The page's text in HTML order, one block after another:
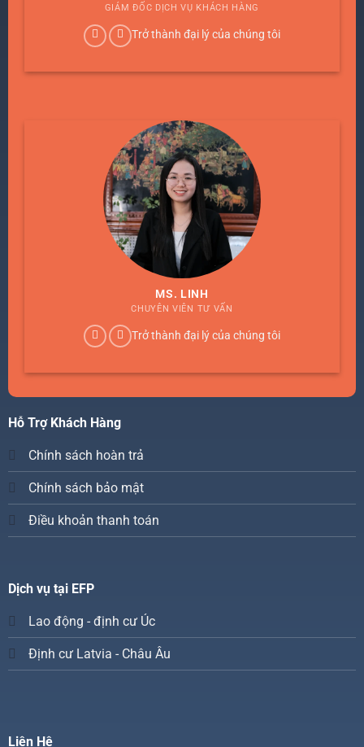
GIÁM ĐỐC DỊCH VỤ KHÁCH HÀNG
Trở thành đại lý của chúng tôi
MS. LINH
CHUYÊN VIÊN TƯ VẤN
Trở thành đại lý của chúng tôi
Hỗ Trợ Khách Hàng
Chính sách hoàn trả
Chính sách bảo mật
Điều khoản thanh toán
Dịch vụ tại EFP
Lao động - định cư Úc
Định cư Latvia - Châu Âu
Liên Hệ